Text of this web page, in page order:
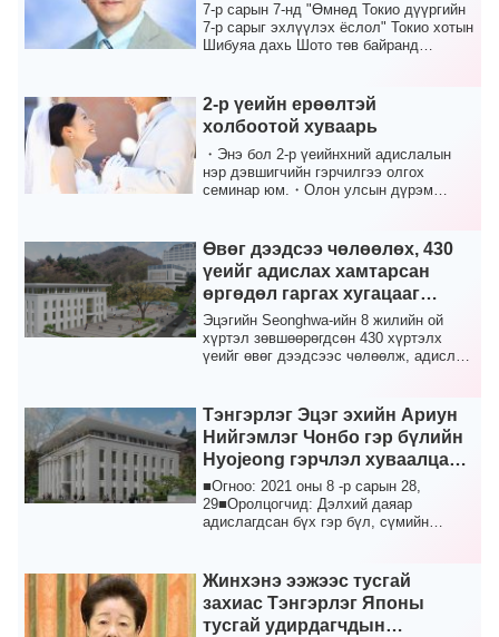
7-р сарын 7-нд "Өмнөд Токио дүүргийн
7-р сарыг эхлүүлэх ёслол" Токио хотын
Шибуяа дахь Шото төв байранд
2-р үеийн ерөөлтэй
холбоотой хуваарь
・Энэ бол 2-р үеийнхний адислалын
нэр дэвшигчийн гэрчилгээ олгох
семинар юм.・Олон улсын дүрэм
Өвөг дээдсээ чөлөөлөх, 430
үеийг адислах хамтарсан
өргөдөл гаргах хугацааг
эцэслэх
Эцэгийн Seonghwa-ийн 8 жилийн ой
хүртэл зөвшөөрөгдсөн 430 хүртэлх
үеийг өвөг дээдсээс чөлөөлж, адислах
Тэнгэрлэг Эцэг эхийн Ариун
Нийгэмлэг Чонбо гэр бүлийн
Hyojeong гэрчлэл хуваалцах
Их наадам
■Огноо: 2021 оны 8 -р сарын 28,
29■Оролцогчид: Дэлхий даяар
адислагдсан бүх гэр бүл, сүмийн
Жинхэнэ ээжээс тусгай
захиас Тэнгэрлэг Японы
тусгай удирдагчдын